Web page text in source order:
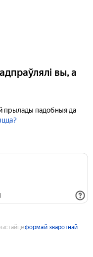
вы, а
прылады падобныя да
формай зваротнай